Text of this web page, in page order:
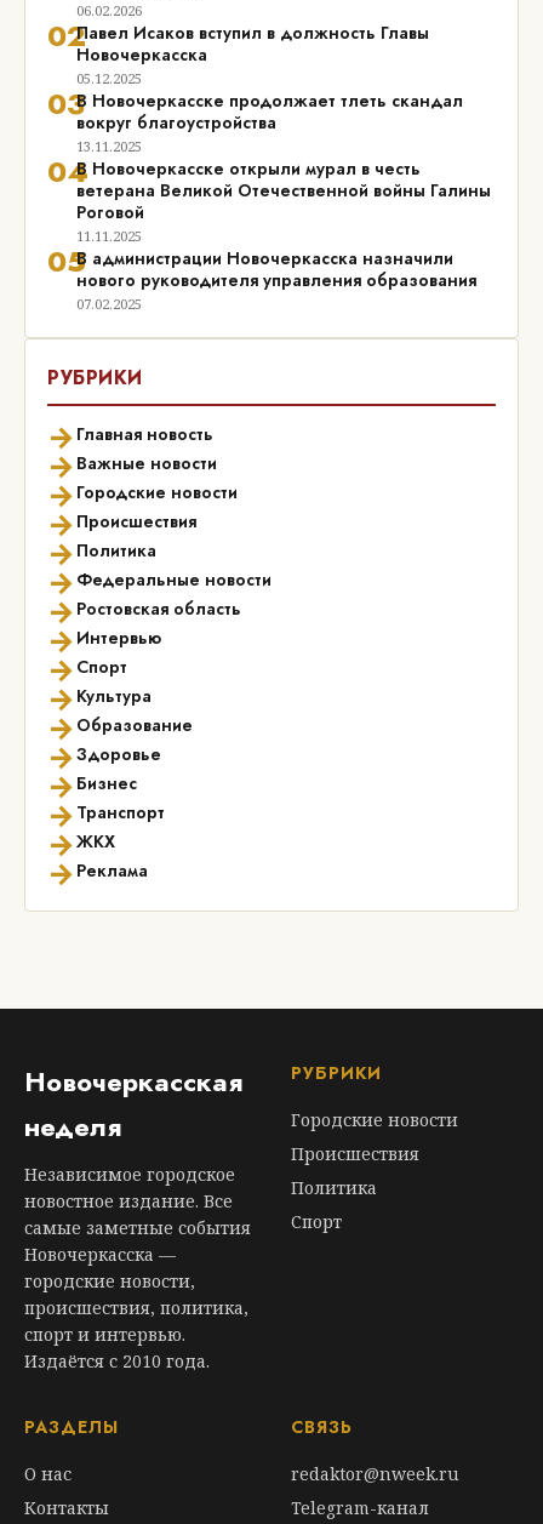
06.02.2026
02Павел Исаков вступил в должность Главы
Новочеркасска
05.12.2025
03В Новочеркасске продолжает тлеть скандал
вокруг благоустройства
13.11.2025
04В Новочеркасске открыли мурал в честь
ветерана Великой Отечественной войны Галины
Роговой
11.11.2025
05В администрации Новочеркасска назначили
нового руководителя управления образования
07.02.2025
РУБРИКИ
→ Главная новость
→ Важные новости
→ Городские новости
→ Происшествия
→ Политика
→ Федеральные новости
→ Ростовская область
→ Интервью
→ Спорт
→ Культура
→ Образование
→Здоровье
→ Бизнес
→ Транспорт
→ЖКХ
→ Реклама
Новочеркасская
неделя
Независимое городское
новостное издание. Все
самые заметные события
Новочеркасска —
городские новости,
происшествия, политика,
спорт и интервью.
Издаётся с 2010 года.
РУБРИКИ
Городские новости
Происшествия
Политика
Спорт
РАЗДЕЛЫ
О нас
Контакты
СВЯЗЬ
redaktor@nweek.ru
Telegram-канал